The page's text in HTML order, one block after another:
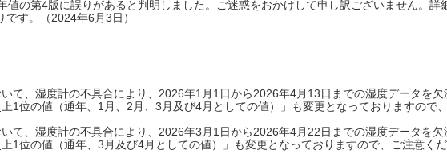
値の第4版に誤りがあると判明しました。ご迷惑をおかけして申し訳ございません。詳
です。（2024年6月3日）
て、湿度計の不具合により、2026年1月1日から2026年4月13日までの湿度データを欠
1位の値（通年、1月、2月、3月及び4月としての値）」も変更となっておりますので、
て、湿度計の不具合により、2026年3月1日から2026年4月22日までの湿度データを欠
1位の値（通年、3月及び4月としての値）」も変更となっておりますので、ご注意く